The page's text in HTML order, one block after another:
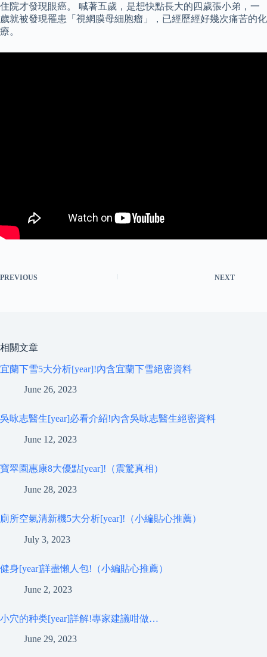
住院才發現眼癌。 喊著五歲，是想快點長大的四歲張小弟，一
歲就被發現罹患「視網膜母細胞瘤」，已經歷經好幾次痛苦的化
療。
PREVIOUS NEXT
相關文章
宜蘭下雪5大分析[year]!內含宜蘭下雪絕密資料
June 26, 2023
吳咏志醫生[year]必看介紹!內含吳咏志醫生絕密資料
June 12, 2023
寶翠園惠康8大優點[year]!（震驚真相）
June 28, 2023
廁所空氣清新機5大分析[year]!（小編貼心推薦）
July 3, 2023
健身[year]詳盡懶人包!（小編貼心推薦）
June 2, 2023
小穴的种类[year]詳解!專家建議咁做…
June 29, 2023